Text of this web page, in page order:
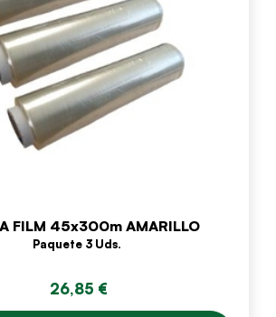
FILM 45x300m AMARILLO
Paquete 3 Uds.
26,85 €